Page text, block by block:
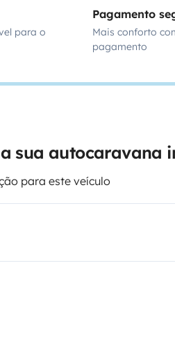
para o
Pagamento
Mais conforto
pagamento
sua autocaravana
para este veículo